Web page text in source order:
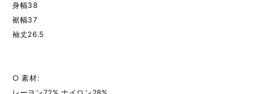
身幅38
裾幅37
袖丈26.5
○ 素材: